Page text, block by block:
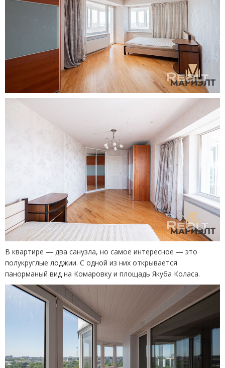
В квартире — два санузла, но самое интересное — это
полукруглые лоджии. С одной из них открывается
панорманый вид на Комаровку и площадь Якуба Коласа.